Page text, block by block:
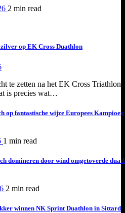
2 min read
op EK Cross Duathlon
te zetten na het EK Cross Triathlon
is precies wat…
op fantastische wijze Europees Kampioen
1 min read
domineren door wind omgetoverde
2 min read
winnen NK Sprint Duathlon in Sittard